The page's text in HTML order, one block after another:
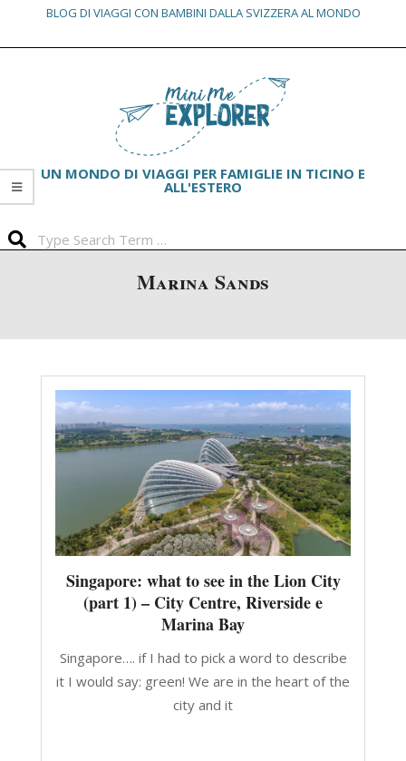
BLOG DI VIAGGI CON BAMBINI DALLA SVIZZERA AL MONDO
UN MONDO DI VIAGGI PER FAMIGLIE IN TICINO E
ALL'ESTERO
Marina Sands
Singapore: what to see in the Lion City
(part 1) – City Centre, Riverside e
Marina Bay
Singapore…. if I had to pick a word to describe
it I would say: green! We are in the heart of the
city and it